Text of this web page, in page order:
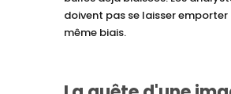
doivent pas se laisser emporter
même biais.